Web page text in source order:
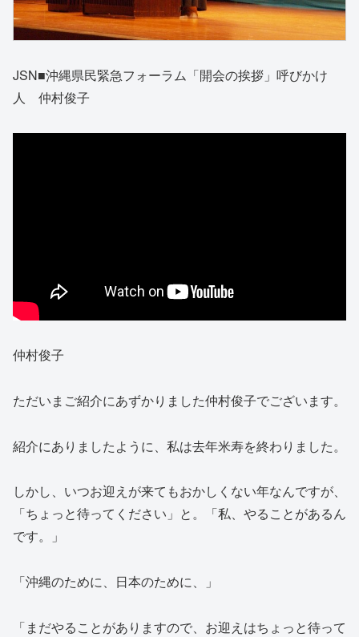
JSN■沖縄県民緊急フォーラム「開会の挨拶」呼びかけ
人 仲村俊子
仲村俊子
ただいまご紹介にあずかりました仲村俊子でございます。
紹介にありましたように、私は去年米寿を終わりました。
しかし、いつお迎えが来てもおかしくない年なんですが、
「ちょっと待ってください」と。「私、やることがあるん
です。」
「沖縄のために、日本のために、」
「まだやることがありますので、お迎えはちょっと待って